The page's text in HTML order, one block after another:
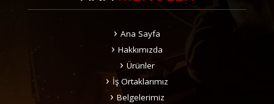
Ana Sayfa
Hakkımızda
Ürünler
İş Ortaklarımız
Belgelerimiz